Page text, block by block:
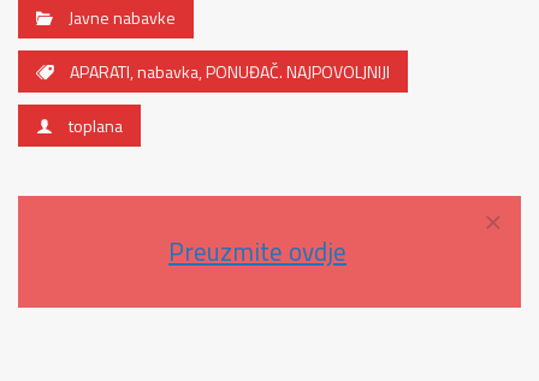
Javne nabavke
APARATI,nabavka,PONUĐAČ. NAJPOVOLJNIJI
toplana
Preuzmite ovdje
×